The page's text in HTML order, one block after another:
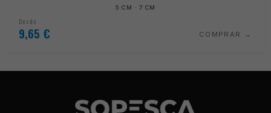
5 CM · 7 CM
Desde
9,65 € COMPRAR